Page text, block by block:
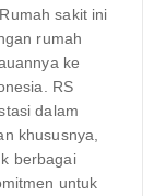
sakit ini
rumah
ke
RS
dalam
khususnya,
berbagai
untuk